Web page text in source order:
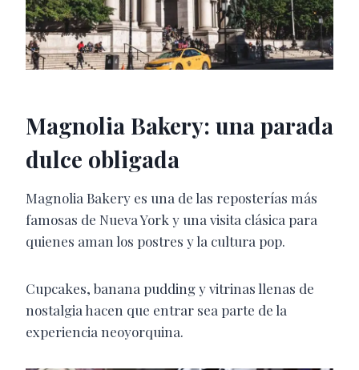
Magnolia Bakery: una parada
dulce obligada
Magnolia Bakery es una de las reposterías más
famosas de Nueva York y una visita clásica para
quienes aman los postres y la cultura pop.
Cupcakes, banana pudding y vitrinas llenas de
nostalgia hacen que entrar sea parte de la
experiencia neoyorquina.